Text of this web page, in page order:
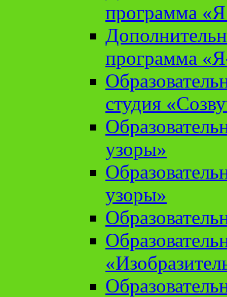
программа «Я
программа
студия
узоры»
узоры»